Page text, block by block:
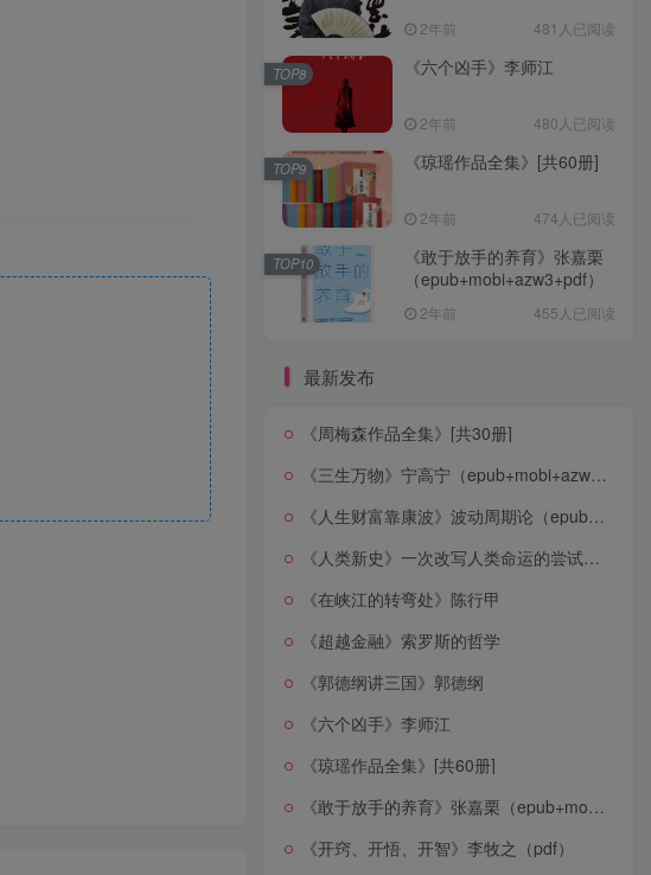
2年前 481人已阅读
《六个凶手》李师江
2年前 480人已阅读
TOP8
《琼瑶作品全集》[共60册]
2年前 474人已阅读
TOP9
《敢于放手的养育》张嘉栗
（epub+mobi+azw3+pdf）
2年前 455人已阅读
TOP10
最新发布
《周梅森作品全集》[共30册]
《三生万物》宁高宁（epub+mobi+azw3+pdf）
《人生财富靠康波》波动周期论（epub+mobi+azw3+pdf）
《人类新史》一次改写人类命运的尝试（epub+mobi+azw3+pdf）
《在峡江的转弯处》陈行甲
《超越金融》索罗斯的哲学
《郭德纲讲三国》郭德纲
《六个凶手》李师江
《琼瑶作品全集》[共60册]
《敢于放手的养育》张嘉栗（epub+mobi+azw3+pdf）
《开窍、开悟、开智》李牧之（pdf）